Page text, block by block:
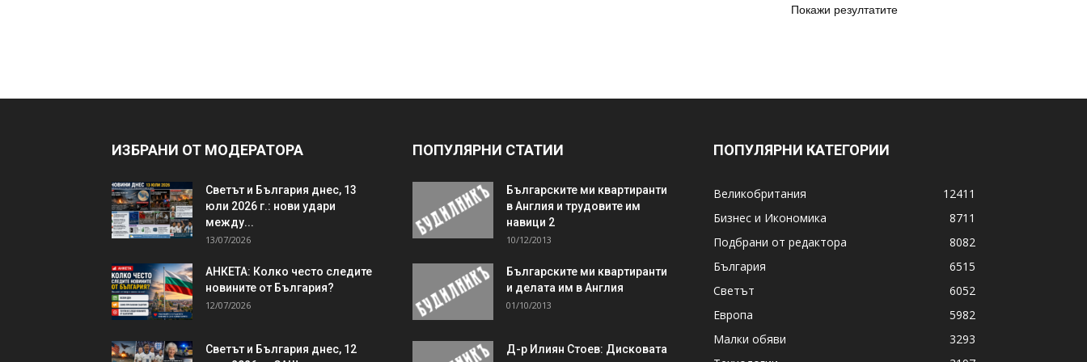
Покажи резултатите
ИЗБРАНИ ОТ МОДЕРАТОРА
Светът и България днес, 13
юли 2026 г.: нови удари
между...
13/07/2026
АНКЕТА: Колко често следите
новините от България?
12/07/2026
Светът и България днес, 12
ПОПУЛЯРНИ СТАТИИ
Българските ми квартиранти
в Англия и трудовите им
навици 2
10/12/2013
Българските ми квартиранти
и делата им в Англия
01/10/2013
Д-р Илиян Стоев: Дисковата
ПОПУЛЯРНИ КАТЕГОРИИ
Великобритания
12411
Бизнес и Икономика
8711
Подбрани от редактора
8082
България
6515
Светът
6052
Европа
5982
Малки обяви
3293